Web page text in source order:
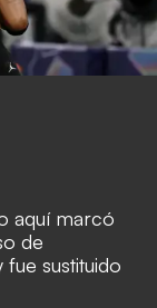
aquí marcó
de
sustituido